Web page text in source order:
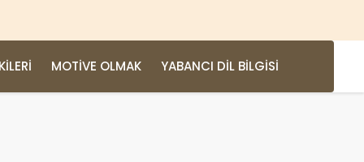
MOTIVE OLMAK YABANCI DIL BILGISI